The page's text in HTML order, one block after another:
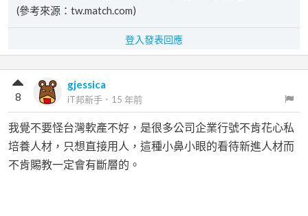
(參考來源：tw.match.com)
登入發表回應
gjessica
iT邦新手 ． 15 年前
8
我覺不要怪台灣軟產不好，是很多公司企業行號不肯花心私
培養人材，只想直接用人，這種小鼻小眼的看待新進人材而
不肯賜教一定會有斷層的。